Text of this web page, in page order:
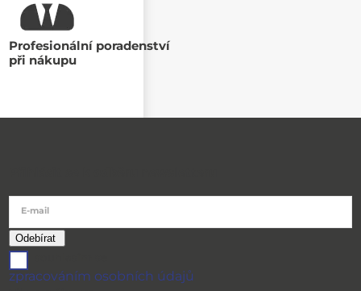
Profesionální poradenství
při nákupu
E-mail
zpracováním osobních údajů